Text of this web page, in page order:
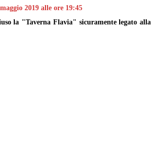
2019 alle ore 19:45
la "Taverna Flavia" sicuramente legato alla